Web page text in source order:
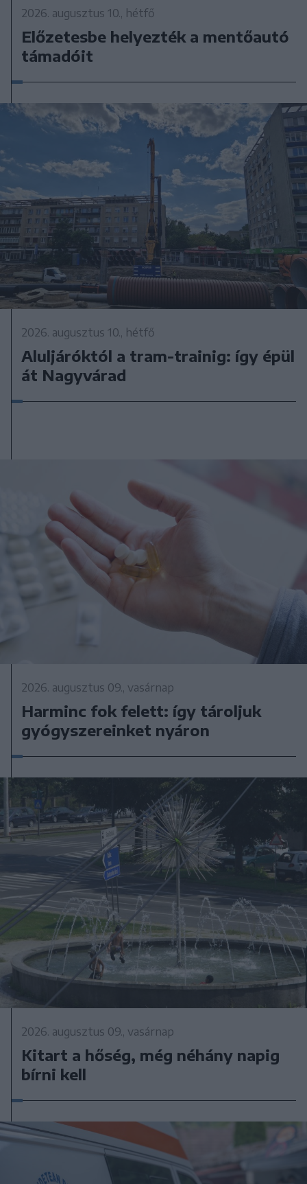
2026. augusztus 10., hétfő
Előzetesbe helyezték a mentőautó
támadóit
2026. augusztus 10., hétfő
Aluljáróktól a tram-trainig: így épül
át Nagyvárad
2026. augusztus 09., vasárnap
Harminc fok felett: így tároljuk
gyógyszereinket nyáron
2026. augusztus 09., vasárnap
Kitart a hőség, még néhány napig
bírni kell